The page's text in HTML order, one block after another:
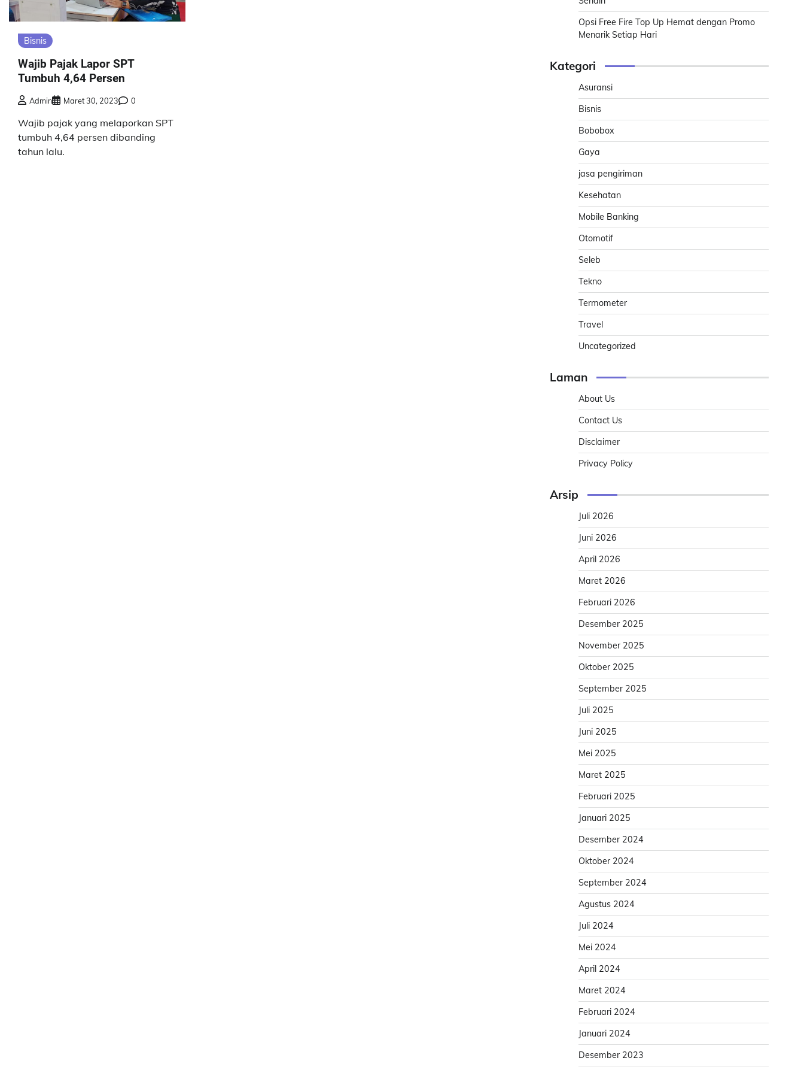
Bisnis
Wajib Pajak Lapor SPT
Tumbuh 4,64 Persen
Admin Maret 30, 2023 0
Wajib pajak yang melaporkan SPT
tumbuh 4,64 persen dibanding
tahun lalu.
Opsi Free Fire Top Up Hemat dengan Promo
Menarik Setiap Hari
Kategori
Asuransi
Bisnis
Bobobox
Gaya
jasa pengiriman
Kesehatan
Mobile Banking
Otomotif
Seleb
Tekno
Termometer
Travel
Uncategorized
Laman
About Us
Contact Us
Disclaimer
Privacy Policy
Arsip
Juli 2026
Juni 2026
April 2026
Maret 2026
Februari 2026
Desember 2025
November 2025
Oktober 2025
September 2025
Juli 2025
Juni 2025
Mei 2025
Maret 2025
Februari 2025
Januari 2025
Desember 2024
Oktober 2024
September 2024
Agustus 2024
Juli 2024
Mei 2024
April 2024
Maret 2024
Februari 2024
Januari 2024
Desember 2023